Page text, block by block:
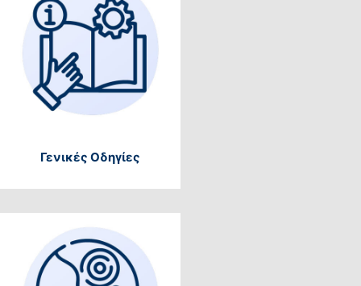
Γενικές Οδηγίες